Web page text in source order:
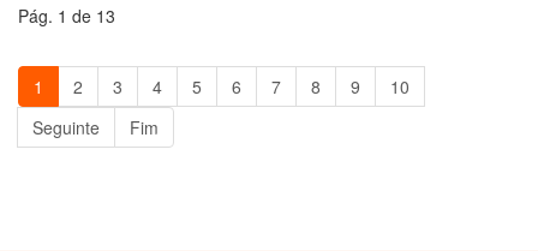
Pág. 1 de 13
1 2 3 4 5 6 7 8 9
10
Seguinte
Fim